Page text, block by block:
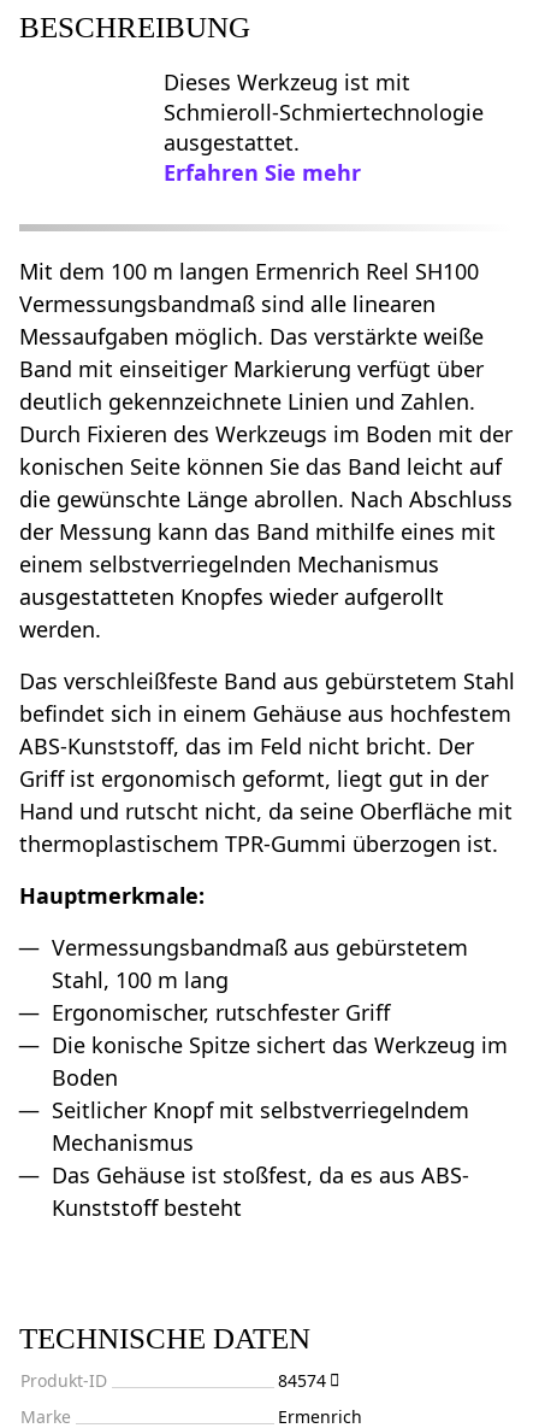
BESCHREIBUNG
Dieses Werkzeug ist mit
Schmieroll-Schmiertechnologie
ausgestattet.
Erfahren Sie mehr
Mit dem 100 m langen Ermenrich Reel SH100
Vermessungsbandmaß sind alle linearen
Messaufgaben möglich. Das verstärkte weiße
Band mit einseitiger Markierung verfügt über
deutlich gekennzeichnete Linien und Zahlen.
Durch Fixieren des Werkzeugs im Boden mit der
konischen Seite können Sie das Band leicht auf
die gewünschte Länge abrollen. Nach Abschluss
der Messung kann das Band mithilfe eines mit
einem selbstverriegelnden Mechanismus
ausgestatteten Knopfes wieder aufgerollt
werden.
Das verschleißfeste Band aus gebürstetem Stahl
befindet sich in einem Gehäuse aus hochfestem
ABS-Kunststoff, das im Feld nicht bricht. Der
Griff ist ergonomisch geformt, liegt gut in der
Hand und rutscht nicht, da seine Oberfläche mit
thermoplastischem TPR-Gummi überzogen ist.
Hauptmerkmale:
Vermessungsbandmaß aus gebürstetem
Stahl, 100 m lang
Ergonomischer, rutschfester Griff
Die konische Spitze sichert das Werkzeug im
Boden
Seitlicher Knopf mit selbstverriegelndem
Mechanismus
Das Gehäuse ist stoßfest, da es aus ABS-
Kunststoff besteht
TECHNISCHE DATEN
Produkt-ID
84574
Marke
Ermenrich